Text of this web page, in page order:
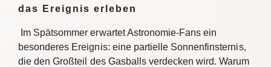
das Ereignis erleben
Im Spätsommer erwartet Astronomie-Fans ein
besonderes Ereignis: eine partielle Sonnenfinsternis,
die den Großteil des Gasballs verdecken wird. Warum